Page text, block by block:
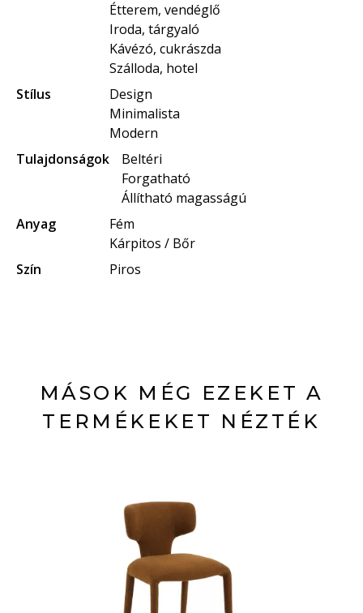
Étterem, vendéglő
Iroda, tárgyaló
Kávézó, cukrászda
Szálloda, hotel
Stílus
Design
Minimalista
Modern
Tulajdonságok
Beltéri
Forgatható
Állítható magasságú
Anyag
Fém
Kárpitos / Bőr
Szín
Piros
MÁSOK MÉG EZEKET A
TERMÉKEKET NÉZTÉK